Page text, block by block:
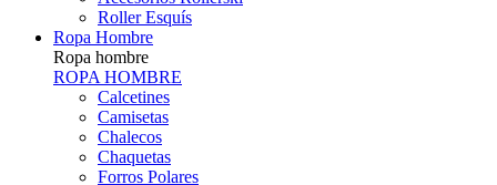
Roller Esquís
Ropa Hombre
Ropa hombre
ROPA HOMBRE
Calcetines
Camisetas
Chalecos
Chaquetas
Forros Polares